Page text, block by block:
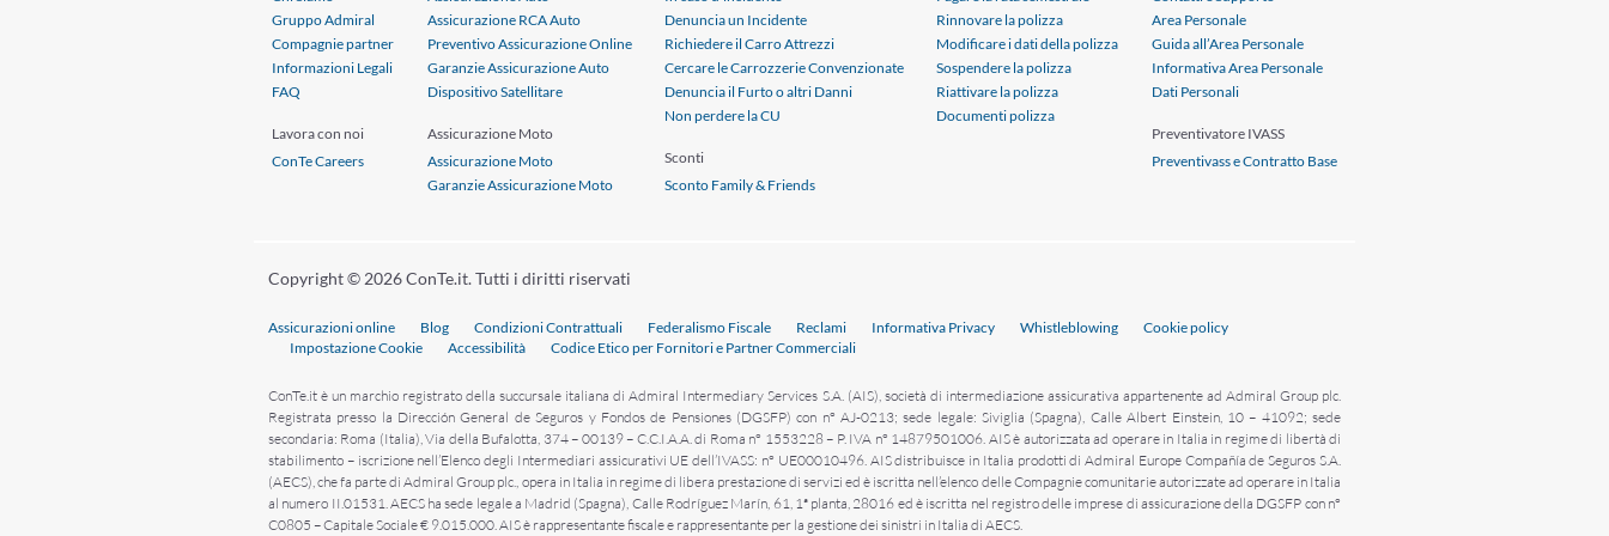
Gruppo Admiral
Compagnie partner
Informazioni Legali
FAQ
Lavora con noi
ConTe Careers
Assicurazione RCA Auto
Preventivo Assicurazione Online
Garanzie Assicurazione Auto
Dispositivo Satellitare
Assicurazione Moto
Assicurazione Moto
Garanzie Assicurazione Moto
Denuncia un Incidente
Richiedere il Carro Attrezzi
Cercare le Carrozzerie Convenzionate
Denuncia il Furto o altri Danni
Non perdere la CU
Sconti
Sconto Family & Friends
Rinnovare la polizza
Modificare i dati della polizza
Sospendere la polizza
Riattivare la polizza
Documenti polizza
Area Personale
Guida all’Area Personale
Informativa Area Personale
Dati Personali
Preventivatore IVASS
Preventivass e Contratto Base
Copyright © 2026 ConTe.it. Tutti i diritti riservati
Assicurazioni online Blog Condizioni Contrattuali Federalismo Fiscale Reclami Informativa Privacy Whistleblowing
Cookie policy
Impostazione Cookie
Accessibilità Codice Etico per Fornitori e Partner Commerciali
ConTe.it è un marchio registrato della succursale italiana di Admiral Intermediary Services S.A. (AIS), società di intermediazione assicurativa appartenente ad Admiral Group plc.
Registrata presso la Dirección General de Seguros y Fondos de Pensiones (DGSFP) con n° AJ-0213; sede legale: Siviglia (Spagna), Calle Albert Einstein, 10 – 41092; sede
secondaria: Roma (Italia), Via della Bufalotta, 374 – 00139 – C.C.I.A.A. di Roma n° 1553228 – P. IVA n° 14879501006. AIS è autorizzata ad operare in Italia in regime di libertà di
stabilimento – iscrizione nell’Elenco degli Intermediari assicurativi UE dell’IVASS: n° UE00010496. AIS distribuisce in Italia prodotti di Admiral Europe Compañía de Seguros S.A.
(AECS), che fa parte di Admiral Group plc., opera in Italia in regime di libera prestazione di servizi ed è iscritta nell’elenco delle Compagnie comunitarie autorizzate ad operare in Italia
al numero II.01531. AECS ha sede legale a Madrid (Spagna), Calle Rodríguez Marín, 61, 1ª planta, 28016 ed è iscritta nel registro delle imprese di assicurazione della DGSFP con n°
C0805 – Capitale Sociale € 9.015.000. AIS è rappresentante fiscale e rappresentante per la gestione dei sinistri in Italia di AECS.